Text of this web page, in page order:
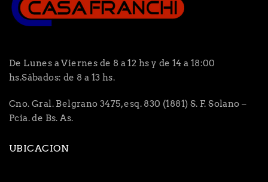
De Lunes a Viernes de 8 a 12 hs y de 14 a 18:00
hs.Sábados: de 8 a 13 hs.
Cno. Gral. Belgrano 3475, esq. 830 (1881) S. F. Solano –
Pcia. de Bs. As.
UBICACION